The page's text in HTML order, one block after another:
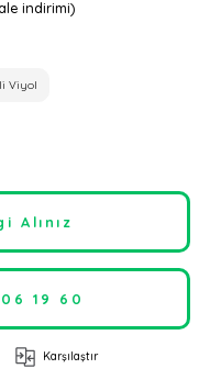
indirimi)
Viyol
Alınız
19 60
Karşılaştır